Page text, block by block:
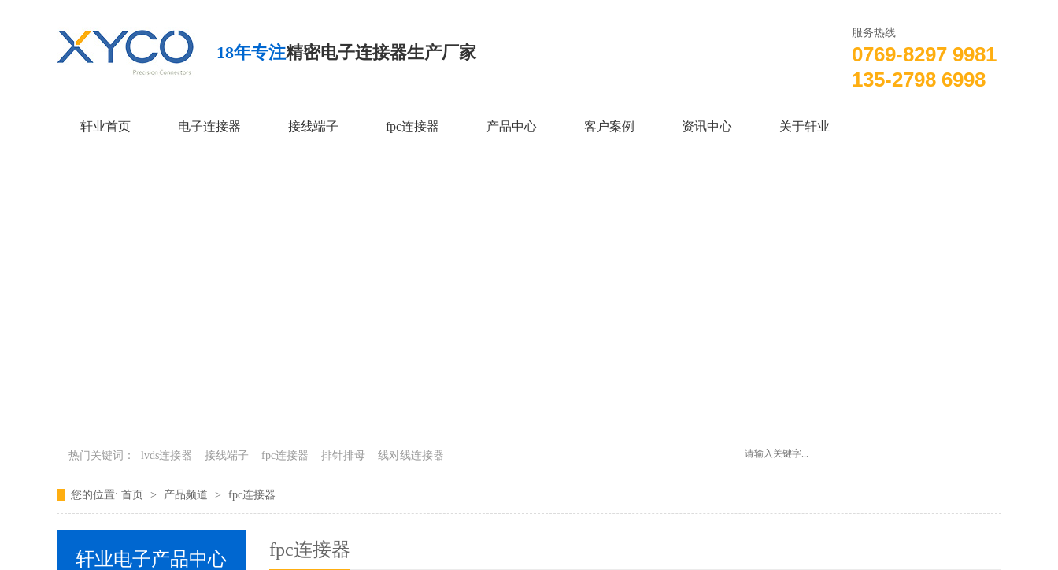
18年专注精密电子连接器生产厂家
服务热线
0769-8297 9981
135-2798 6998
轩业首页 电子连接器 接线端子 fpc连接器 产品中心 客户案例 资讯中心 关于轩业
热门关键词： lvds连接器 接线端子 fpc连接器 排针排母 线对线连接器
您的位置: 首页 > 产品频道 > fpc连接器
轩业电子产品中心 fpc连接器